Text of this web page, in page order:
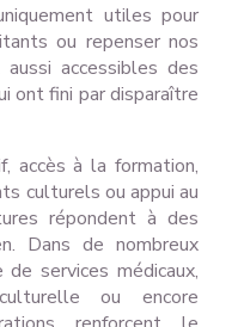
utiles pour
ou repenser nos
accessibles des
ont fini par disparaître
accès à la formation,
culturels ou appui au
répondent à des
Dans de nombreux
services médicaux,
ou encore